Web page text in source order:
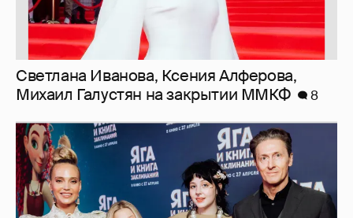
Светлана Иванова, Ксения Алферова,
Михаил Галустян на закрытии ММКФ
8